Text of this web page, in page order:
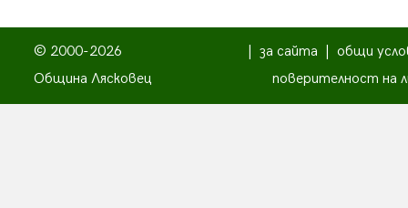
© 2000-2026
Община Лясковец
за сайта
общи
поверителност на